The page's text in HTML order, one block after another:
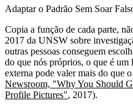
Adaptar o Padrão Sem Soar
Copia a função de cada parte,
2017 da UNSW sobre
outras pessoas conseguem
do que nós próprios, o que é um
externa pode valer mais do que
Newsroom, "Why You Should
Profile Pictures", 2017).